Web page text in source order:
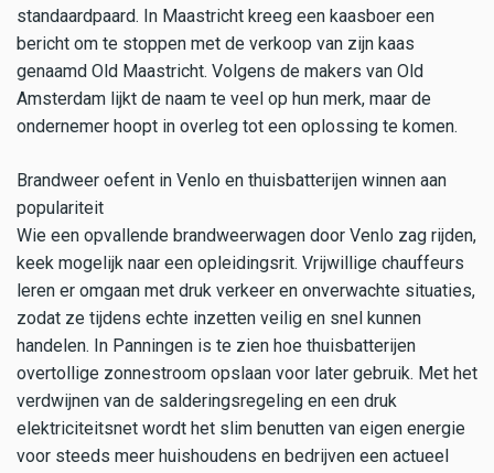
standaardpaard. In Maastricht kreeg een kaasboer een
bericht om te stoppen met de verkoop van zijn kaas
genaamd Old Maastricht. Volgens de makers van Old
Amsterdam lijkt de naam te veel op hun merk, maar de
ondernemer hoopt in overleg tot een oplossing te komen.
Brandweer oefent in Venlo en thuisbatterijen winnen aan
populariteit
Wie een opvallende brandweerwagen door Venlo zag rijden,
keek mogelijk naar een opleidingsrit. Vrijwillige chauffeurs
leren er omgaan met druk verkeer en onverwachte situaties,
zodat ze tijdens echte inzetten veilig en snel kunnen
handelen. In Panningen is te zien hoe thuisbatterijen
overtollige zonnestroom opslaan voor later gebruik. Met het
verdwijnen van de salderingsregeling en een druk
elektriciteitsnet wordt het slim benutten van eigen energie
voor steeds meer huishoudens en bedrijven een actueel